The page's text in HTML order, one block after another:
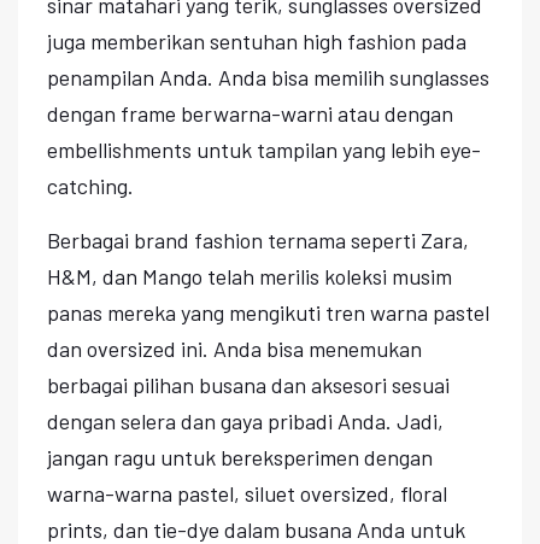
juga memberikan sentuhan high fashion pada
penampilan Anda. Anda bisa memilih sunglasses
dengan frame berwarna-warni atau dengan
embellishments untuk tampilan yang lebih eye-
catching.
Berbagai brand fashion ternama seperti Zara,
H&M, dan Mango telah merilis koleksi musim
panas mereka yang mengikuti tren warna pastel
dan oversized ini. Anda bisa menemukan
berbagai pilihan busana dan aksesori sesuai
dengan selera dan gaya pribadi Anda. Jadi,
jangan ragu untuk bereksperimen dengan
warna-warna pastel, siluet oversized, floral
prints, dan tie-dye dalam busana Anda untuk